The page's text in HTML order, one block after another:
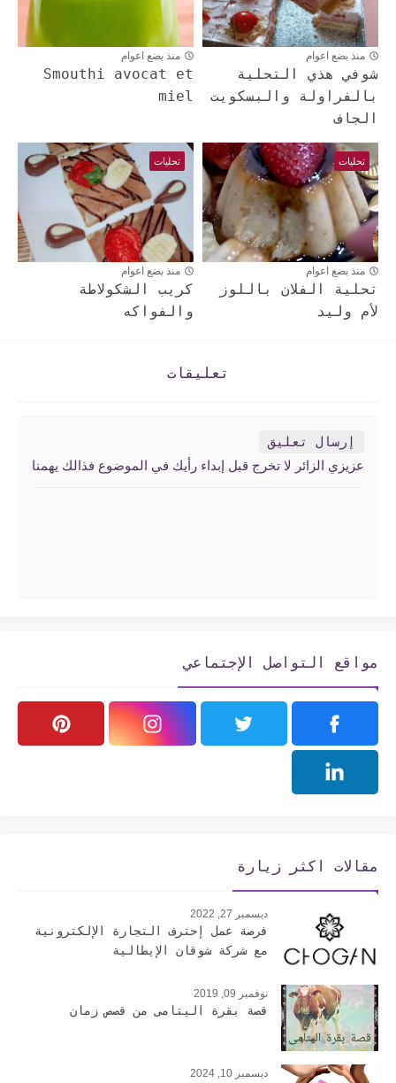
منذ بضع اعوام
شوفي هذي التحلية
بالفراولة والبسكويت
الجاف
منذ بضع اعوام
Smouthi avocat et
miel
تحليات
منذ بضع اعوام
تحلية الفلان باللوز
لأم وليد
تحليات
منذ بضع اعوام
كريب الشكولاطة
والفواكه
تعليقات
إرسال تعليق
عزيزي الزائر لا تخرج قبل إبداء رأيك في الموضوع فذالك يهمنا
مواقع التواصل الإجتماعي
مقالات اكثر زيارة
ديسمبر 27, 2022
فرصة عمل إحترف التجارة الإلكترونية
مع شركة شوقان الإيطالية
نوفمبر 09, 2019
قصة بقرة اليتامى من قصص زمان
ديسمبر 10, 2024